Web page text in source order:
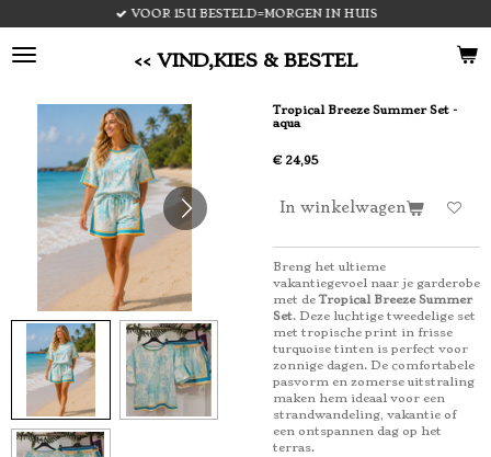
naar
<< VIND,KIES & BESTEL
VOOR 15U BESTELD=MORGEN IN HUIS
Tropical Breeze Summer Set -
aqua
€ 24,95
In winkelwagen
Breng het ultieme
vakantiegevoel naar je garderobe
met deTropical Breeze Summer
Set. Deze luchtige tweedelige set
met tropische print in frisse
turquoise tinten is perfect voor
zonnige dagen. De comfortabele
pasvorm en zomerse uitstraling
maken hem ideaal voor een
strandwandeling, vakantie of
een ontspannen dag op het
terras.